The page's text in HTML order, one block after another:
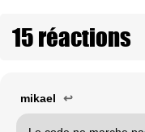
15 réactions
mikael ↩